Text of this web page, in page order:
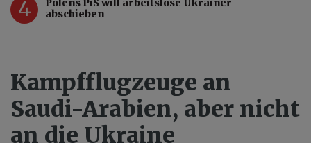
4
Polens PiS will arbeitslose Ukrainer
abschieben
Kampfflugzeuge an
Saudi-Arabien, aber nicht
an die Ukraine